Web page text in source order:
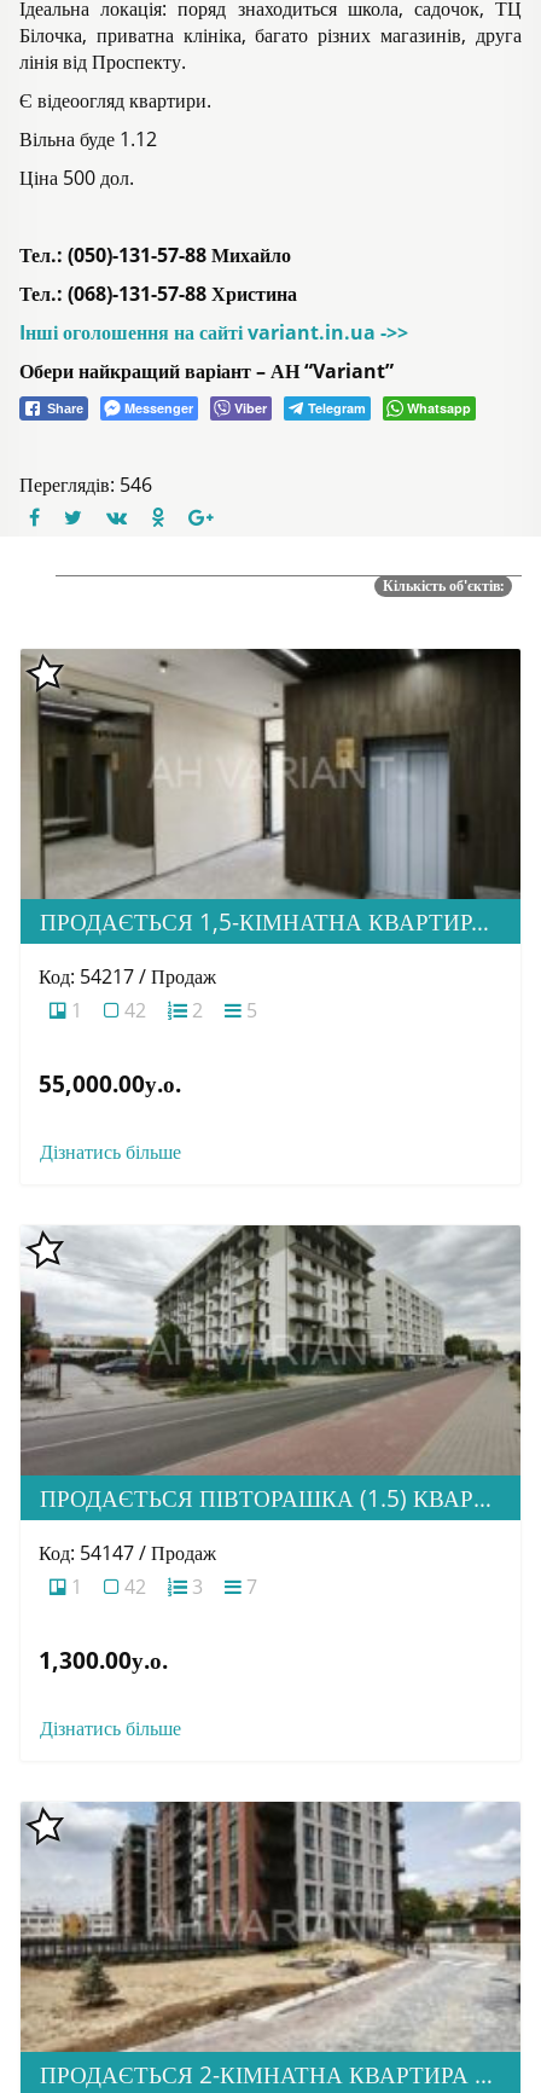
Ідеальна локація: поряд знаходиться школа, садочок, ТЦ
Білочка, приватна клініка, багато різних магазинів, друга
лінія від Проспекту.
Є відеоогляд квартири.
Вільна буде 1.12
Ціна 500 дол.
Тел.: (050)-131-57-88 Михайло
Тел.: (068)-131-57-88 Христина
Iнші оголошення на сайті variant.in.ua ->>
Обери найкращий варіант – АН “Variant”
Share Messenger Viber Telegram Whatsapp
Переглядів: 546
Кількість об'єктів:
ПРОДАЄТЬСЯ 1,5-КІМНАТНА КВАРТИРА В НОВОБУДОВІ ЖК «ЗАГОРСЬКА»
Код: 54217 / Продаж
1
42 2 5
55,000.00у.о.
Дізнатись більше
ПРОДАЄТЬСЯ ПІВТОРАШКА (1.5) КВАРТИРА З ІДЕАЛЬНОЮ ЛОКАЦІЄЮ, ЖК HOME
Код: 54147 / Продаж
1
42 3 7
1,300.00у.о.
Дізнатись більше
ПРОДАЄТЬСЯ 2-КІМНАТНА КВАРТИРА В М. УЖГОРОД, ВУЛ. ТЛЕХАСА 19, ЖК “WEST TOWERS”